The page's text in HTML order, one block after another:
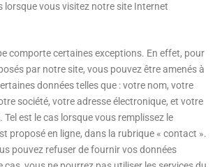
lorsque vous visitez notre site Internet
comporte certaines exceptions. En effet, pour
par notre site, vous pouvez être amenés à
données telles que : votre nom, votre
société, votre adresse électronique, et votre
Tel est le cas lorsque vous remplissez le
proposé en ligne, dans la rubrique « contact ».
pouvez refuser de fournir vos données